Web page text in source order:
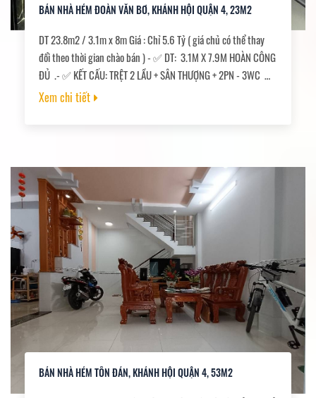
BÁN NHÀ HẺM ĐOÀN VĂN BƠ, KHÁNH HỘI QUẬN 4, 23M2
DT 23.8m2 / 3.1m x 8m Giá : Chỉ 5.6 Tỷ ( giá chủ có thể thay
đổi theo thời gian chào bán ) - ✅ DT: 3.1M X 7.9M HOÀN CÔNG
ĐỦ .- ✅ KẾT CẤU: TRỆT 2 LẦU + SÂN THƯỢNG + 2PN - 3WC ✅
SHR. HOÀN CÔNG CHUẨN. SẴN SÀNG CC NGAY
Xem chi tiết
BÁN NHÀ HẺM TÔN ĐẢN, KHÁNH HỘI QUẬN 4, 53M2